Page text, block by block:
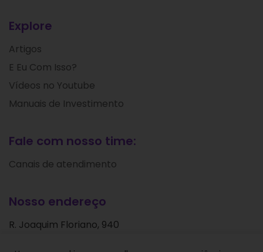
Explore
Artigos
E Eu Com Isso?
Vídeos no Youtube
Manuais de Investimento
Fale com nosso time:
Canais de atendimento
Nosso endereço
R. Joaquim Floriano, 940